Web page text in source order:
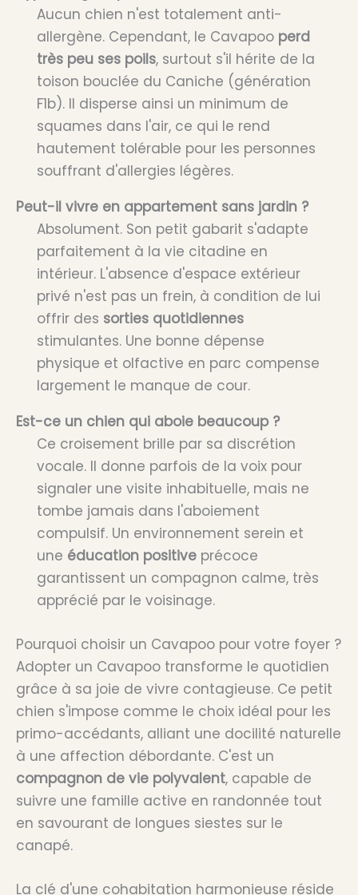
Aucun chien n'est totalement anti-
allergène. Cependant, le Cavapoo perd
très peu ses poils, surtout s'il hérite de la
toison bouclée du Caniche (génération
F1b). Il disperse ainsi un minimum de
squames dans l'air, ce qui le rend
hautement tolérable pour les personnes
souffrant d'allergies légères.
Peut-il vivre en appartement sans jardin ?
Absolument. Son petit gabarit s'adapte
parfaitement à la vie citadine en
intérieur. L'absence d'espace extérieur
privé n'est pas un frein, à condition de lui
offrir des sorties quotidiennes
stimulantes. Une bonne dépense
physique et olfactive en parc compense
largement le manque de cour.
Est-ce un chien qui aboie beaucoup ?
Ce croisement brille par sa discrétion
vocale. Il donne parfois de la voix pour
signaler une visite inhabituelle, mais ne
tombe jamais dans l'aboiement
compulsif. Un environnement serein et
une éducation positiveprécoce
garantissent un compagnon calme, très
apprécié par le voisinage.
Pourquoi choisir un Cavapoo pour votre foyer ?
Adopter un Cavapoo transforme le quotidien
grâce à sa joie de vivre contagieuse. Ce petit
chien s'impose comme le choix idéal pour les
primo-accédants, alliant une docilité naturelle
à une affection débordante. C'est un
compagnon de vie polyvalent, capable de
suivre une famille active en randonnée tout
en savourant de longues siestes sur le
canapé.
La clé d'une cohabitation harmonieuse réside